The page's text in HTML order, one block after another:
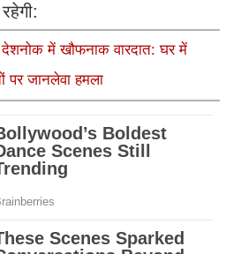
में खौफनाक वारदात: घर में
पर जानलेवा हमला